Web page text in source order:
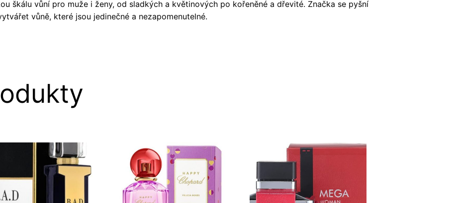
škálu vůní pro muže i ženy, od sladkých a květinových po kořeněné a dřevité. Značka se pyšní
vůně, které jsou jedinečné a nezapomenutelné.